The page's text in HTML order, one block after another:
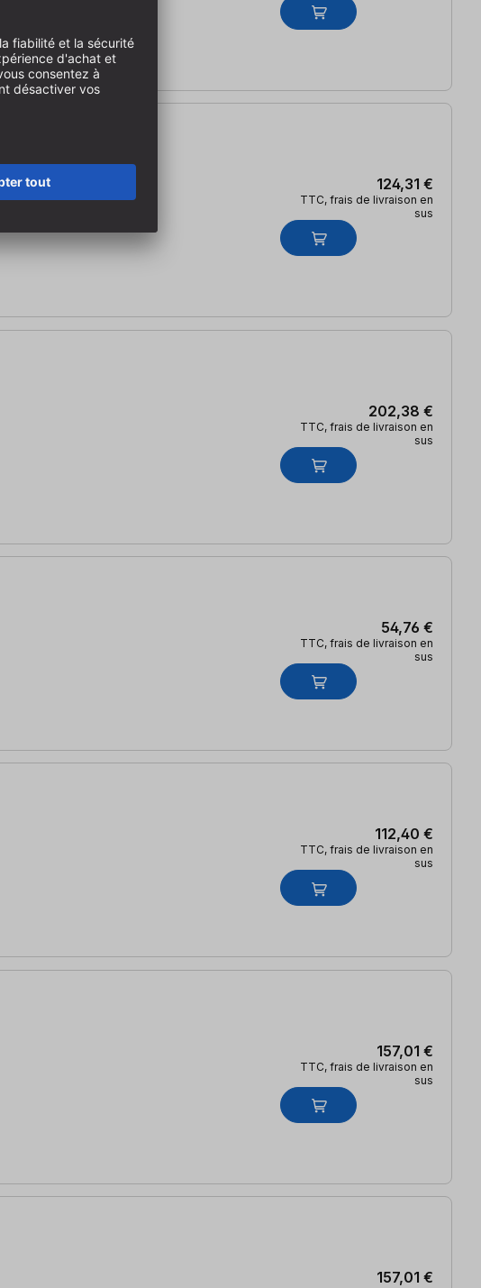
124,31 €
TTC, frais de livraison en
sus
202,38 €
TTC, frais de livraison en
sus
54,76 €
TTC, frais de livraison en
sus
112,40 €
TTC, frais de livraison en
sus
157,01 €
TTC, frais de livraison en
sus
157,01 €